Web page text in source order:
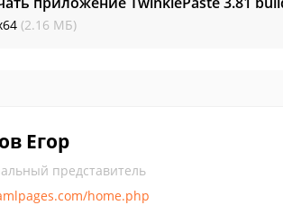
(2.16 МБ)
Егор
представитель
home.php